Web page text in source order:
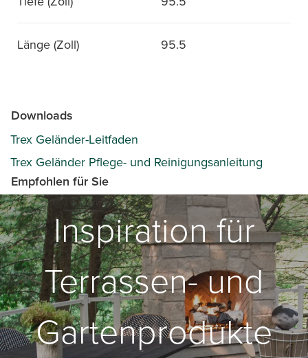
Länge (Zoll) 95.5
Downloads
Trex Geländer-Leitfaden
Trex Geländer Pflege- und Reinigungsanleitung
Empfohlen für Sie
Inspiration für
Terrassen- und
Gartenprodukte